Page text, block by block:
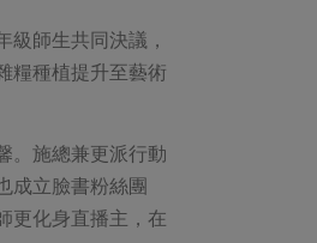
師生共同決議，
糧種植提升至藝術
。施總兼更派行動
成立臉書粉絲團
更化身直播主，在